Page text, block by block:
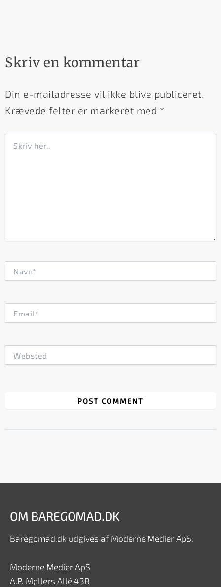
Skriv en kommentar
Din e-mailadresse vil ikke blive publiceret.
Krævede felter er markeret med *
her..
OM BAREGOMAD.DK
Baregomad.dk udgives af Moderne Medier ApS.
Moderne Medier ApS
A.P. Møllers Allé 43B